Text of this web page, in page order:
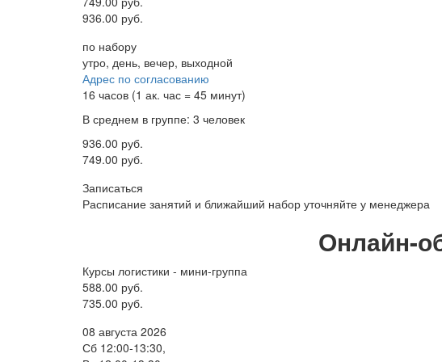
936.00 руб.
по набору
утро, день, вечер, выходной
Адрес по согласованию
16 часов (1 ак. час = 45 минут)
В среднем в группе: 3 человек
936.00 руб.
749.00 руб.
Записаться
Расписание занятий и ближайший набор уточняйте у менеджера
Онлайн-
Курсы логистики - мини-группа
588.00 руб.
735.00 руб.
08 августа 2026
Сб 12:00-13:30,